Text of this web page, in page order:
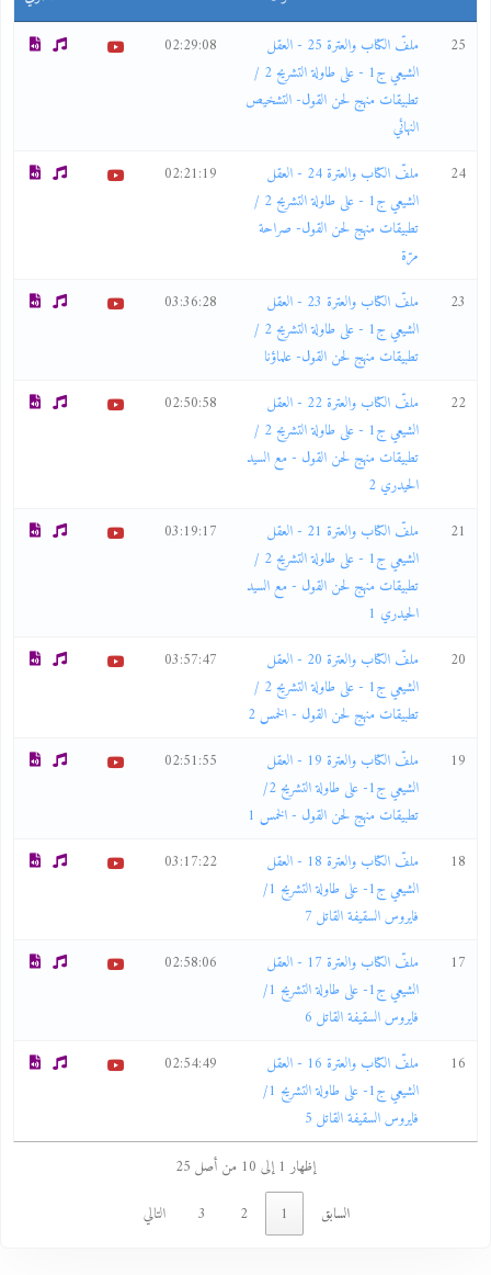
25
ملفّ الكتاب والعترة 25 - العقل
الشيعي ج1 - على طاولة التشريح 2 /
تطبيقات منهج لحن القول- التشخيص
النهائي
02:29:08
24
ملفّ الكتاب والعترة 24 - العقل
الشيعي ج1 - على طاولة التشريح 2 /
تطبيقات منهج لحن القول- صراحة
مرّة
02:21:19
23
ملفّ الكتاب والعترة 23 - العقل
الشيعي ج1 - على طاولة التشريح 2 /
تطبيقات منهج لحن القول- علماؤنا
03:36:28
22
ملفّ الكتاب والعترة 22 - العقل
الشيعي ج1 - على طاولة التشريح 2 /
تطبيقات منهج لحن القول - مع السيد
الحيدري 2
02:50:58
21
ملفّ الكتاب والعترة 21 - العقل
الشيعي ج1 - على طاولة التشريح 2 /
تطبيقات منهج لحن القول - مع السيد
الحيدري 1
03:19:17
20
ملفّ الكتاب والعترة 20 - العقل
الشيعي ج1 - على طاولة التشريح 2 /
تطبيقات منهج لحن القول - الخمس 2
03:57:47
19
ملفّ الكتاب والعترة 19 - العقل
الشيعي ج1- على طاولة التشريح 2/
تطبيقات منهج لحن القول - الخمس 1
02:51:55
18
ملفّ الكتاب والعترة 18 - العقل
الشيعي ج1- على طاولة التشريح 1/
فايروس السقيفة القاتل 7
03:17:22
17
ملفّ الكتاب والعترة 17 - العقل
الشيعي ج1- على طاولة التشريح 1/
فايروس السقيفة القاتل 6
02:58:06
16
ملفّ الكتاب والعترة 16 - العقل
الشيعي ج1- على طاولة التشريح 1/
فايروس السقيفة القاتل 5
02:54:49
إظهار 1 إلى 10 من أصل 25
السابق
2 التالي